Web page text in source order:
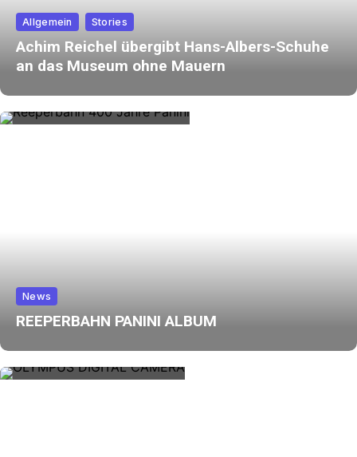
Allgemein Stories
Achim Reichel übergibt Hans-Albers-Schuhe
an das Museum ohne Mauern
News
REEPERBAHN PANINI ALBUM